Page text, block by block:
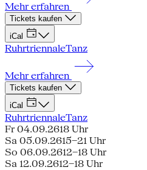
Mehr erfahren
Tickets kaufen
iCal
RuhrtriennaleTanz
Mehr erfahren
Tickets kaufen
iCal
RuhrtriennaleTanz
Fr 04.09.2618 Uhr
Sa 05.09.2615–21 Uhr
So 06.09.2612–18 Uhr
Sa 12.09.2612–18 Uhr